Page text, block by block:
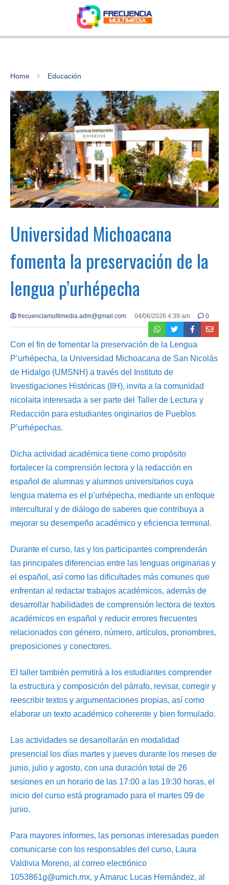
Home Educación
Universidad Michoacana
fomenta la preservación de la
lengua p’urhépecha
frecuenciamultimedia.adm@gmail.com 04/06/2026 4:39 am 0
Con el fin de fomentar la preservación de la Lengua
P’urhépecha, la Universidad Michoacana de San Nicolás
de Hidalgo (UMSNH) a través del Instituto de
Investigaciones Históricas (IIH), invita a la comunidad
nicolaita interesada a ser parte del Taller de Lectura y
Redacción para estudiantes originarios de Pueblos
P’urhépechas.
Dicha actividad académica tiene como propósito
fortalecer la comprensión lectora y la redacción en
español de alumnas y alumnos universitarios cuya
lengua materna es el p’urhépecha, mediante un enfoque
intercultural y de diálogo de saberes que contribuya a
mejorar su desempeño académico y eficiencia terminal.
Durante el curso, las y los participantes comprenderán
las principales diferencias entre las lenguas originarias y
el español, así como las dificultades más comunes que
enfrentan al redactar trabajos académicos, además de
desarrollar habilidades de comprensión lectora de textos
académicos en español y reducir errores frecuentes
relacionados con género, número, artículos, pronombres,
preposiciones y conectores.
El taller también permitirá a los estudiantes comprender
la estructura y composición del párrafo, revisar, corregir y
reescribir textos y argumentaciones propias, así como
elaborar un texto académico coherente y bien formulado.
Las actividades se desarrollarán en modalidad
presencial los días martes y jueves durante los meses de
junio, julio y agosto, con una duración total de 26
sesiones en un horario de las 17:00 a las 19:30 horas, el
inicio del curso está programado para el martes 09 de
junio.
Para mayores informes, las personas interesadas pueden
comunicarse con los responsables del curso, Laura
Valdivia Moreno, al correo electrónico
1053861g@umich.mx, y Amaruc Lucas Hernández, al